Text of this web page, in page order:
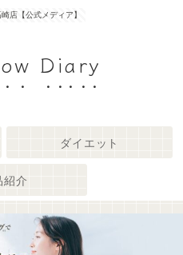
店【公式メディア】
Diary
ダイエット
紹介